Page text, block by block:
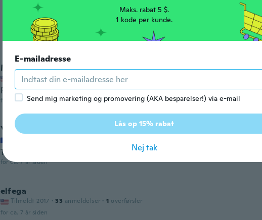
Marcee
Tilmeldt 2017 · 1 anmeldelser
Really nice fit n looks marvelous on my finger
for ca. 7 år siden
Yolande
Très belle bague
for ca. 7 år siden
elfega
Tilmeldt 2017 · 33 anmeldelser · 1 overførsler
for ca. 7 år siden
Maks. rabat 5 $.
1 kode per kunde.
E-mailadresse
Send mig marketing og promovering (AKA besparelser!) via e-mail
Lås op 15% rabat
Nej tak